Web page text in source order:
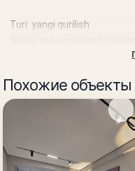
Turi: yangi qurilish
developperlardan biri
zamonaviy turar-joy
ko'lamli loyihalar tajribasiga
Xonalar: 4
Qavat: 9 dan 9
Похожие объекты